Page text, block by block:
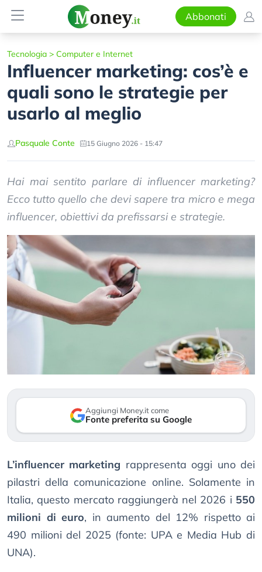
Abbonati
Tecnologia > Computer e Internet
Influencer marketing: cos’è e
quali sono le strategie per
usarlo al meglio
Pasquale Conte 15 Giugno 2026 - 15:47
Hai mai sentito parlare di influencer marketing?
Ecco tutto quello che devi sapere tra micro e mega
influencer, obiettivi da prefissarsi e strategie.
Aggiungi Money.it come
Fonte preferita su Google
L’influencer marketing rappresenta oggi uno dei
pilastri della comunicazione online. Solamente in
Italia, questo mercato raggiungerà nel 2026 i 550
milioni di euro, in aumento del 12% rispetto ai
490 milioni del 2025 (fonte: UPA e Media Hub di
UNA).